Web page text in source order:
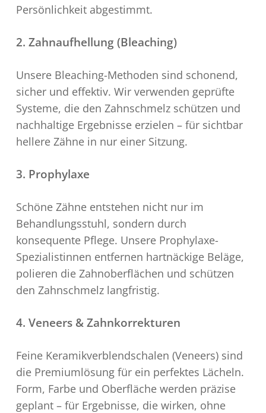
Persönlichkeit abgestimmt.
2. Zahnaufhellung (Bleaching)
Unsere Bleaching-Methoden sind schonend,
sicher und effektiv. Wir verwenden geprüfte
Systeme, die den Zahnschmelz schützen und
nachhaltige Ergebnisse erzielen – für sichtbar
hellere Zähne in nur einer Sitzung.
3. Prophylaxe
Schöne Zähne entstehen nicht nur im
Behandlungsstuhl, sondern durch
konsequente Pflege. Unsere Prophylaxe-
Spezialistinnen entfernen hartnäckige Beläge,
polieren die Zahnoberflächen und schützen
den Zahnschmelz langfristig.
4. Veneers & Zahnkorrekturen
Feine Keramikverblendschalen (Veneers) sind
die Premiumlösung für ein perfektes Lächeln.
Form, Farbe und Oberfläche werden präzise
geplant – für Ergebnisse, die wirken, ohne